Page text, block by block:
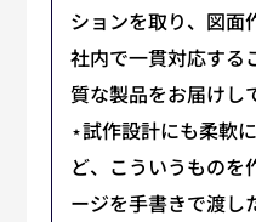
ションを取り、図面
社内で一貫対応する
質な製品をお届けし
⋆試作設計にも柔軟
ど、こういうものを
ージを手書きで渡し